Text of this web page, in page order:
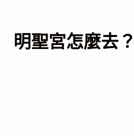
明聖宮怎麼去